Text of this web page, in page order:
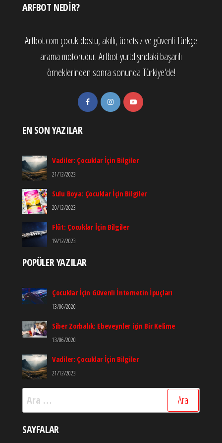
ARFBOT NEDIR?
Arfbot.com çocuk dostu, akıllı, ücretsiz ve güvenli Türkçe
arama motorudur. Arfbot yurtdışındaki başarılı
örneklerinden sonra sonunda Türkiye'de!
EN SON YAZILAR
Vadiler: Çocuklar İçin Bilgiler
21/12/2023
Sulu Boya: Çocuklar İçin Bilgiler
20/12/2023
Flüt: Çocuklar İçin Bilgiler
19/12/2023
POPÜLER YAZILAR
Çocuklar İçin Güvenli İnternetin İpuçları
13/06/2020
Siber Zorbalık: Ebeveynler için Bir Kelime
13/06/2020
Vadiler: Çocuklar İçin Bilgiler
21/12/2023
Arama:
SAYFALAR